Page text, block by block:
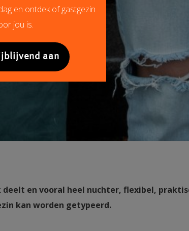
en vooral heel nuchter, flexibel,
kan worden getypeerd.
en ontdek of gastgezin
jou is.
aan